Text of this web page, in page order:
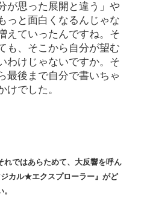
が思った展開と違う」や
っと面白くなるんじゃな
えていったんですね。そ
も、そこから自分が望む
わけじゃないですか。そ
最後まで自分で書いちゃ
けでした。
ではあらためて、大反響を呼ん
カル★エクスプローラー』がど